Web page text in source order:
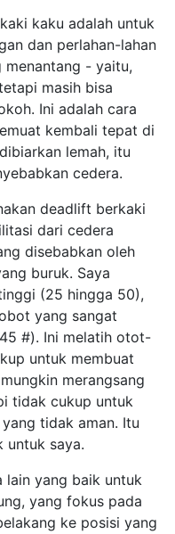
kaku adalah untuk
dan perlahan-lahan
- yaitu,
masih bisa
Ini adalah cara
kembali tepat di
lemah, itu
cedera.
deadlift berkaki
dari cedera
disebabkan oleh
buruk. Saya
(25 hingga 50),
yang sangat
#). Ini melatih otot-
untuk membuat
merangsang
tidak cukup untuk
tidak aman. Itu
untuk saya.
lain yang baik untuk
yang fokus pada
ke posisi yang